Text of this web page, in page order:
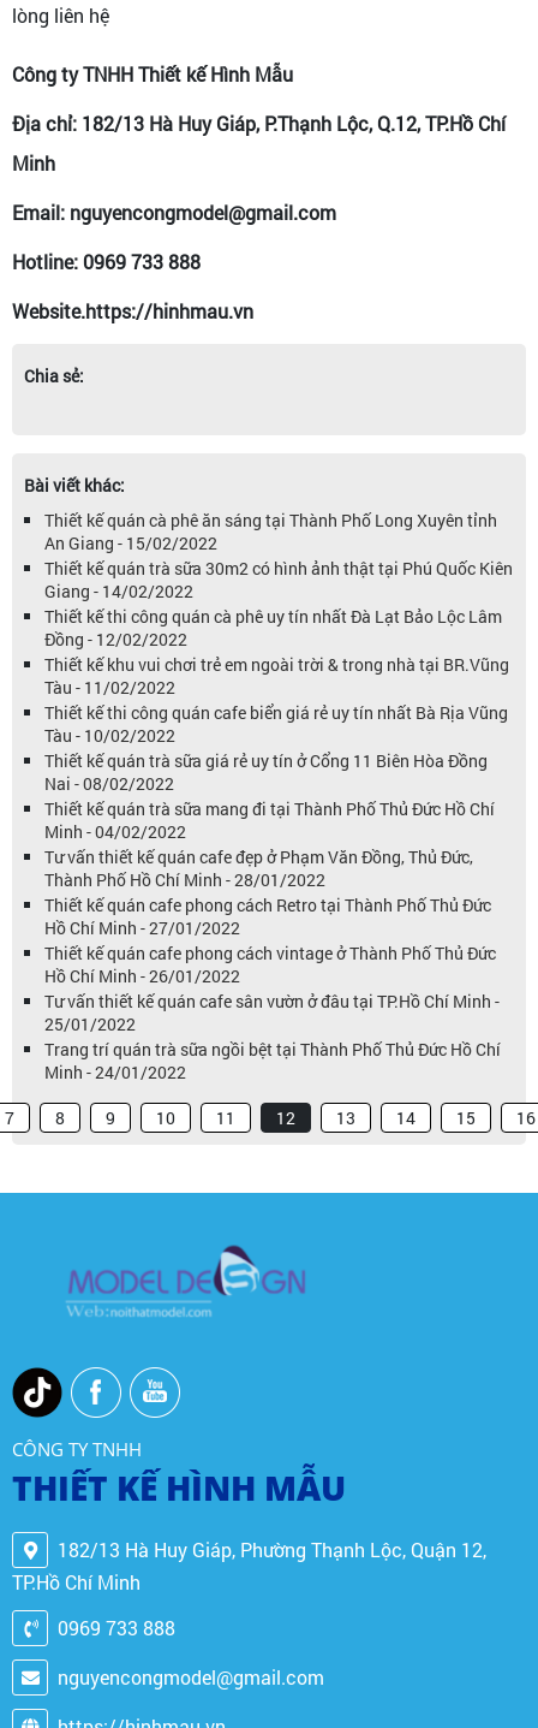
lòng liên hệ
Công ty TNHH Thiết kế Hình Mẫu
Địa chỉ: 182/13 Hà Huy Giáp, P.Thạnh Lộc, Q.12, TP.Hồ Chí
Minh
Email: nguyencongmodel@gmail.com
Hotline: 0969 733 888
Website.https://hinhmau.vn
Chia sẻ:
Bài viết khác:
Thiết kế quán cà phê ăn sáng tại Thành Phố Long Xuyên tỉnh
An Giang - 15/02/2022
Thiết kế quán trà sữa 30m2 có hình ảnh thật tại Phú Quốc Kiên
Giang - 14/02/2022
Thiết kế thi công quán cà phê uy tín nhất Đà Lạt Bảo Lộc Lâm
Đồng - 12/02/2022
Thiết kế khu vui chơi trẻ em ngoài trời & trong nhà tại BR.Vũng
Tàu - 11/02/2022
Thiết kế thi công quán cafe biển giá rẻ uy tín nhất Bà Rịa Vũng
Tàu - 10/02/2022
Thiết kế quán trà sữa giá rẻ uy tín ở Cổng 11 Biên Hòa Đồng
Nai - 08/02/2022
Thiết kế quán trà sữa mang đi tại Thành Phố Thủ Đức Hồ Chí
Minh - 04/02/2022
Tư vấn thiết kế quán cafe đẹp ở Phạm Văn Đồng, Thủ Đức,
Thành Phố Hồ Chí Minh - 28/01/2022
Thiết kế quán cafe phong cách Retro tại Thành Phố Thủ Đức
Hồ Chí Minh - 27/01/2022
Thiết kế quán cafe phong cách vintage ở Thành Phố Thủ Đức
Hồ Chí Minh - 26/01/2022
Tư vấn thiết kế quán cafe sân vườn ở đâu tại TP.Hồ Chí Minh -
25/01/2022
Trang trí quán trà sữa ngồi bệt tại Thành Phố Thủ Đức Hồ Chí
Minh - 24/01/2022
7 8 9 10 11 12 13 14 15 16
CÔNG TY TNHH
THIẾT KẾ HÌNH MẪU
182/13 Hà Huy Giáp, Phường Thạnh Lộc, Quận 12,
TP.Hồ Chí Minh
0969 733 888
nguyencongmodel@gmail.com